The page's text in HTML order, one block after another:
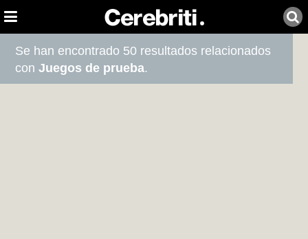
Se han encontrado 50 resultados relacionados
conJuegos de prueba.